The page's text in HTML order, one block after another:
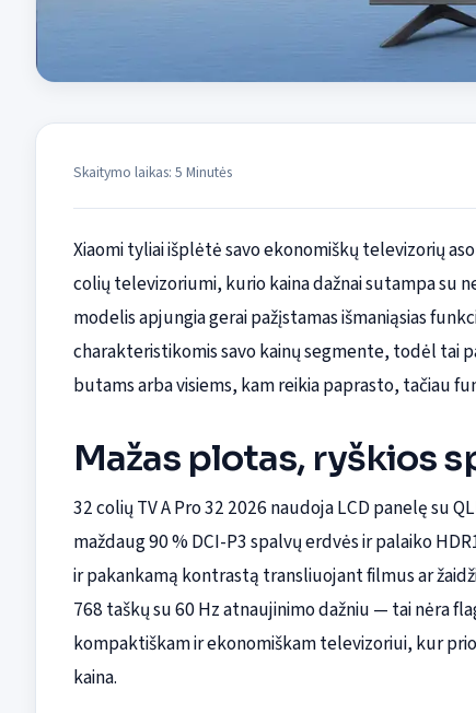
Skaitymo laikas: 5 Minutės
Xiaomi tyliai išplėtė savo ekonomiškų televizorių
colių televizoriumi, kurio kaina dažnai sutampa su
modelis apjungia gerai pažįstamas išmaniąsias
charakteristikomis savo kainų segmente, todėl tai
butams arba visiems, kam reikia paprasto, tačiau
Mažas plotas, ryškios
32 colių TV A Pro 32 2026 naudoja LCD panelę su
maždaug 90 % DCI-P3 spalvų erdvės ir palaiko
ir pakankamą kontrastą transliuojant filmus ar
768 taškų su 60 Hz atnaujinimo dažniu — tai nėra
kompaktiškam ir ekonomiškam televizoriui, kur
kaina.